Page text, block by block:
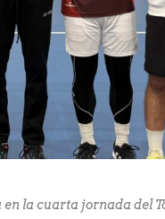
la cuarta jornada del